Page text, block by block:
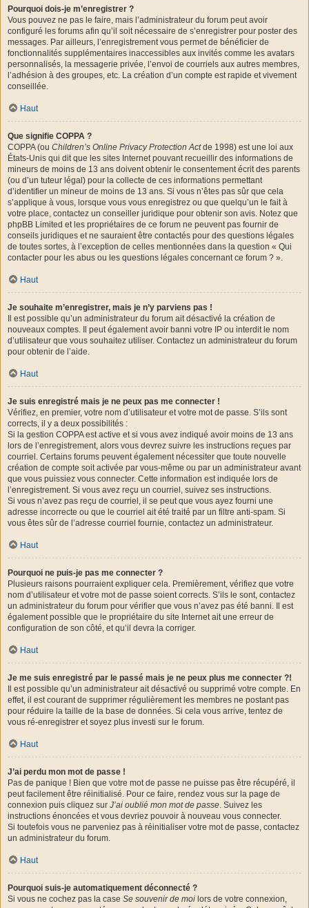
Pourquoi dois-je m’enregistrer ?
Vous pouvez ne pas le faire, mais l’administrateur du forum peut avoir
configuré les forums afin qu’il soit nécessaire de s’enregistrer pour poster des
messages. Par ailleurs, l’enregistrement vous permet de bénéficier de
fonctionnalités supplémentaires inaccessibles aux invités comme les avatars
personnalisés, la messagerie privée, l’envoi de courriels aux autres membres,
l’adhésion à des groupes, etc. La création d’un compte est rapide et vivement
conseillée.
Haut
Que signifie COPPA ?
COPPA (ou Children’s Online Privacy Protection Actde 1998) est une loi aux
États-Unis qui dit que les sites Internet pouvant recueillir des informations de
mineurs de moins de 13 ans doivent obtenir le consentement écrit des parents
(ou d’un tuteur légal) pour la collecte de ces informations permettant
d’identifier un mineur de moins de 13 ans. Si vous n’êtes pas sûr que cela
s’applique à vous, lorsque vous vous enregistrez ou que quelqu’un le fait à
votre place, contactez un conseiller juridique pour obtenir son avis. Notez que
phpBB Limited et les propriétaires de ce forum ne peuvent pas fournir de
conseils juridiques et ne sauraient être contactés pour des questions légales
de toutes sortes, à l’exception de celles mentionnées dans la question « Qui
contacter pour les abus ou les questions légales concernant ce forum ? ».
Haut
Je souhaite m’enregistrer, mais je n’y parviens pas !
Il est possible qu’un administrateur du forum ait désactivé la création de
nouveaux comptes. Il peut également avoir banni votre IP ou interdit le nom
d’utilisateur que vous souhaitez utiliser. Contactez un administrateur du forum
pour obtenir de l’aide.
Haut
Je suis enregistré mais je ne peux pas me connecter !
Vérifiez, en premier, votre nom d’utilisateur et votre mot de passe. S’ils sont
corrects, il y a deux possibilités :
Si la gestion COPPA est active et si vous avez indiqué avoir moins de 13 ans
lors de l’enregistrement, alors vous devrez suivre les instructions reçues par
courriel. Certains forums peuvent également nécessiter que toute nouvelle
création de compte soit activée par vous-même ou par un administrateur avant
que vous puissiez vous connecter. Cette information est indiquée lors de
l’enregistrement. Si vous avez reçu un courriel, suivez ses instructions.
Si vous n’avez pas reçu de courriel, il se peut que vous ayez fourni une
adresse incorrecte ou que le courriel ait été traité par un filtre anti-spam. Si
vous êtes sûr de l’adresse courriel fournie, contactez un administrateur.
Haut
Pourquoi ne puis-je pas me connecter ?
Plusieurs raisons pourraient expliquer cela. Premièrement, vérifiez que votre
nom d’utilisateur et votre mot de passe soient corrects. S’ils le sont, contactez
un administrateur du forum pour vérifier que vous n’avez pas été banni. Il est
également possible que le propriétaire du site Internet ait une erreur de
configuration de son côté, et qu’il devra la corriger.
Haut
Je me suis enregistré par le passé mais je ne peux plus me connecter ?!
Il est possible qu’un administrateur ait désactivé ou supprimé votre compte. En
effet, il est courant de supprimer régulièrement les membres ne postant pas
pour réduire la taille de la base de données. Si cela vous arrive, tentez de
vous ré-enregistrer et soyez plus investi sur le forum.
Haut
J’ai perdu mon mot de passe !
Pas de panique ! Bien que votre mot de passe ne puisse pas être récupéré, il
peut facilement être réinitialisé. Pour ce faire, rendez vous sur la page de
connexion puis cliquez sur J’ai oublié mon mot de passe. Suivez les
instructions énoncées et vous devriez pouvoir à nouveau vous connecter.
Si toutefois vous ne parveniez pas à réinitialiser votre mot de passe, contactez
un administrateur du forum.
Haut
Pourquoi suis-je automatiquement déconnecté ?
Si vous ne cochez pas la case Se souvenir de moi lors de votre connexion,